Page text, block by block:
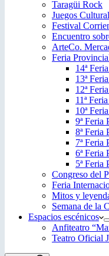
Taragüi Rock
Juegos
Festival
Encuentro
ArteCo.
Feria
14ª
13ª
12ª
11ª
10ª
9ª Feria
8ª Feria
7ª
6ª Feria
5ª
Congreso del
Feria
Mitos y
Semana de la
Espacios escénicos
Anfiteatro
Teatro Oficial